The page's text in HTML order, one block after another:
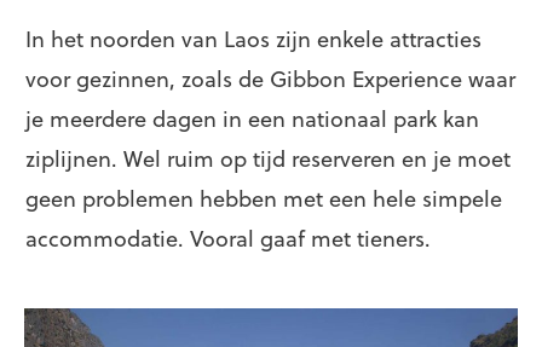
In het noorden van Laos zijn enkele attracties
voor gezinnen, zoals de Gibbon Experience waar
je meerdere dagen in een nationaal park kan
ziplijnen. Wel ruim op tijd reserveren en je moet
geen problemen hebben met een hele simpele
accommodatie. Vooral gaaf met tieners.